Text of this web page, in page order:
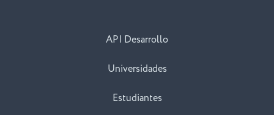
API Desarrollo
Universidades
Estudiantes